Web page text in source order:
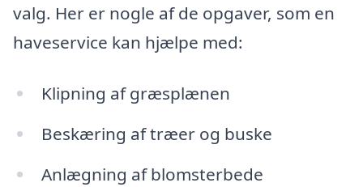
valg. Her er nogle af de opgaver, som en
haveservice kan hjælpe med:
Klipning af græsplænen
Beskæring af træer og buske
Anlægning af blomsterbede